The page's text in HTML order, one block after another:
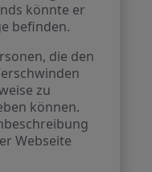
könnte er
befinden.
die den
zu
können.
Webseite